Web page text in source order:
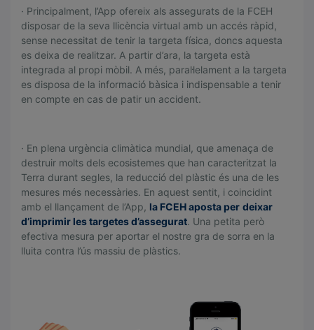
· Principalment, l’App ofereix als assegurats de la FCEH
disposar de la seva llicència virtual amb un accés ràpid,
sense necessitat de tenir la targeta física, doncs aquesta
es deixa de realitzar. A partir d’ara, la targeta està
integrada al propi mòbil. A més, paral·lelament a la targeta
es disposa de la informació bàsica i indispensable a tenir
en compte en cas de patir un accident.
· En plena urgència climàtica mundial, que amenaça de
destruir molts dels ecosistemes que han caracteritzat la
Terra durant segles, la reducció del plàstic és una de les
mesures més necessàries. En aquest sentit, i coincidint
amb el llançament de l’App, la FCEH aposta per deixar
d’imprimir les targetes d’assegurat. Una petita però
efectiva mesura per aportar el nostre gra de sorra en la
lluita contra l’ús massiu de plàstics.